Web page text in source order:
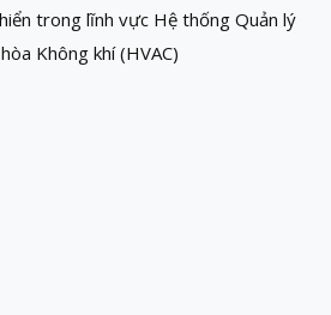
trong lĩnh vực Hệ thống Quản lý
Không khí (HVAC)